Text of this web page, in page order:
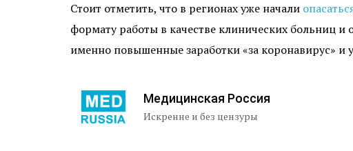
Стоит отметить, что в регионах уже начали
формату работы в качестве клинических больниц
именно повышенные заработки «за коронавирус» и
Медицинская Россия
Искренне и без цензуры